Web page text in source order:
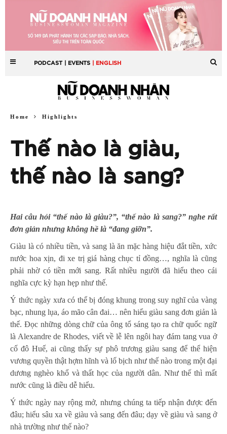
PODCAST | EVENTS | ENGLISH
Home Highlights
Thế nào là giàu,
thế nào là sang?
Hai câu hỏi “thế nào là giàu?”, “thế nào là sang?” nghe rất
đơn giản nhưng không hề là “đang giỡn”.
Giàu là có nhiều tiền, và sang là ăn mặc hàng hiệu đắt tiền, xức
nước hoa xịn, đi xe trị giá hàng chục tỉ đồng…, nghĩa là cũng
phải nhờ có tiền mới sang. Rất nhiều người đã hiểu theo cái
nghĩa cực kỳ hạn hẹp như thế.
Ý thức ngày xưa có thể bị đóng khung trong suy nghĩ của vàng
bạc, nhung lụa, áo mão cân đai… nên hiểu giàu sang đơn giản là
thế. Đọc những dòng chữ của ông tổ sáng tạo ra chữ quốc ngữ
là Alexandre de Rhodes, viết về lễ lên ngôi hay đám tang vua ở
cố đô Huế, ai cũng thấy sự phô trương giàu sang để thể hiện
vương quyền thật hợm hĩnh và lố bịch như thế nào trong một đại
dương nghèo khổ và thất học của người dân. Như thế thì mất
nước cũng là điều dễ hiểu.
Ý thức ngày nay rộng mở, nhưng chúng ta tiếp nhận được đến
đâu; hiểu sâu xa về giàu và sang đến đâu; dạy về giàu và sang ở
nhà trường như thế nào?